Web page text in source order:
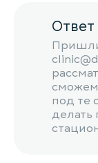
Ответ
сможем
под те
делать